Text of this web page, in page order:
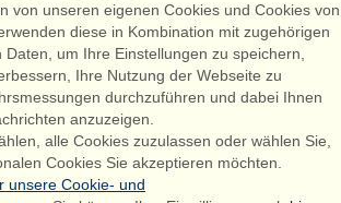
Strand Feriehuse, Lønne
Houstrupvej 170, Lønne
6830 Nørre Nebel
+45 70 60 87 78
von unseren eigenen Cookies und Cookies von
diese in Kombination mit zugehörigen
um Ihre Einstellungen zu speichern,
Ihre Nutzung der Webseite zu
durchzuführen und dabei Ihnen
anzuzeigen.
alle Cookies zuzulassen oder wählen Sie,
Cookies Sie akzeptieren möchten.
unsere Cookie- und